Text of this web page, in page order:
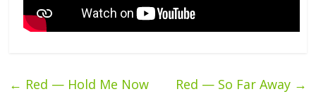
← Red — Hold Me Now Red — So Far Away →